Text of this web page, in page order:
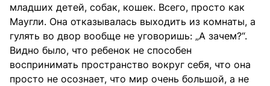
младших детей, собак, кошек. Всего, просто как
Маугли. Она отказывалась выходить из комнаты, а
гулять во двор вообще не уговоришь: „А зачем?“.
Видно было, что ребенок не способен
воспринимать пространство вокруг себя, что она
просто не осознает, что мир очень большой, а не